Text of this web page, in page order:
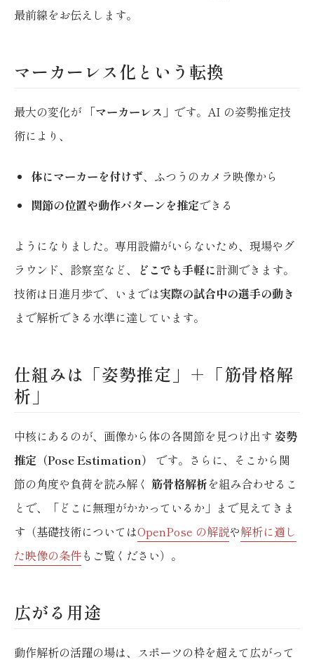
最前線をお伝えします。
マーカーレス化という転換
最大の変化が 「マーカーレス」 です。AI の姿勢推定技
術により、
体にマーカーを付けず、ふつうのカメラ映像から
関節の位置や動作パターンを推定できる
ようになりました。専用設備がいらないため、現場やグ
ラウンド、診察室など、
どこでも手軽に計測できます。
技術は日進月歩で、いまでは実際の試合中の選手の動き
まで解析できる水準に達しています。
仕組みは「姿勢推定」＋「筋骨格解
析」
中核にあるのが、画像から体の各関節を見つけ出す 姿勢
推定（Pose Estimation）
です。さらに、そこから関
節の角度や負荷を読み解く 筋骨格解析を組み合わせるこ
とで、「どこに無理がかかっているか」まで見えてきま
す（基礎技術についてはOpenPose の解説や解析に適し
た映像の条件もご覧ください）。
広がる用途
動作解析の活躍の場は、スポーツの枠を超えて広がって